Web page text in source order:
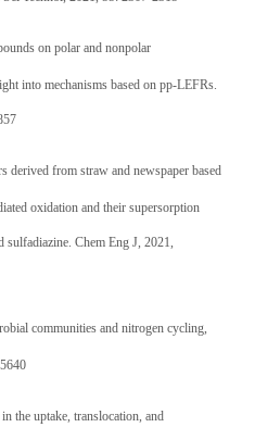
on polar and nonpolar
into mechanisms based on pp-LEFRs.
derived from straw and newspaper based
oxidation and their supersorption
Chem Eng J, 2021,
communities and nitrogen cycling,
the uptake, translocation, and